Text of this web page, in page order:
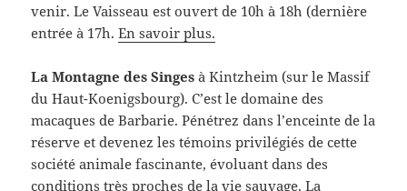
venir. Le Vaisseau est ouvert de 10h à 18h (dernière
entrée à 17h.En savoir plus.
La Montagne des Singes à Kintzheim (sur le Massif
du Haut-Koenigsbourg). C’est le domaine des
macaques de Barbarie. Pénétrez dans l’enceinte de la
réserve et devenez les témoins privilégiés de cette
société animale fascinante, évoluant dans des
conditions très proches de la vie sauvage. La